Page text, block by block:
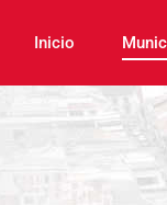
Inicio